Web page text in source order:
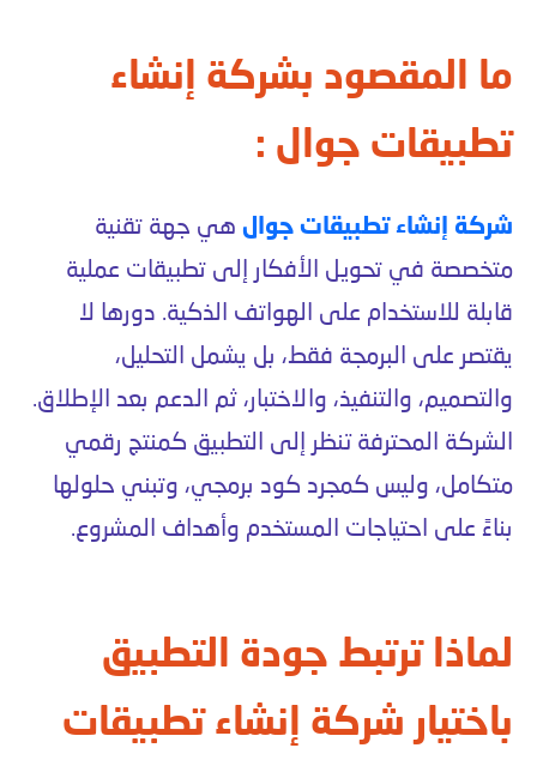
ما المقصود بشركة إنشاء
تطبيقات جوال :
شركة إنشاء تطبيقات جوال هي جهة تقنية
متخصصة في تحويل الأفكار إلى تطبيقات عملية
قابلة للاستخدام على الهواتف الذكية. دورها لا
يقتصر على البرمجة فقط، بل يشمل التحليل،
والتصميم، والتنفيذ، والاختبار، ثم الدعم بعد الإطلاق.
الشركة المحترفة تنظر إلى التطبيق كمنتج رقمي
متكامل، وليس كمجرد كود برمجي، وتبني حلولها
بناءً على احتياجات المستخدم وأهداف المشروع.
لماذا ترتبط جودة التطبيق
باختيار شركة إنشاء تطبيقات